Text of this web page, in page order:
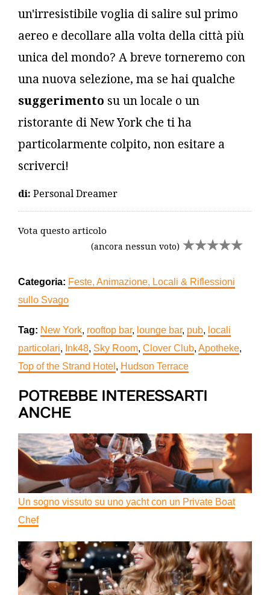
un'irresistibile voglia di salire sul primo
aereo e decollare alla volta della città più
unica del mondo? A breve torneremo con
una nuova selezione, ma se hai qualche
suggerimento su un locale o un
ristorante di New York che ti ha
particolarmente colpito, non esitare a
scriverci!
di: Personal Dreamer
Vota questo articolo
(ancora nessun voto)
Categoria: Feste, Animazione, Locali & Riflessioni
sullo Svago
Tag: New York, rooftop bar, lounge bar, pub, locali
particolari, Ink48, Sky Room, Clover Club, Apotheke,
Top of the Strand Hotel , Hudson Terrace
POTREBBE INTERESSARTI
ANCHE
Un sogno vissuto su uno yacht con un Private Boat
Chef